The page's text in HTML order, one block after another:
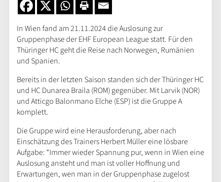
In Wien fand am 21.11.2024 die Auslosung zur
Gruppenphase der EHF European League statt. Für den
Thüringer HC geht die Reise nach Norwegen, Rumänien
und Spanien.
Bereits in der letzten Saison standen sich der Thüringer HC
und HC Dunarea Braila (ROM) gegenüber. Mit Larvik (NOR)
und Atticgo Balonmano Elche (ESP) ist die Gruppe A
komplett.
Die Gruppe wird eine Herausforderung, aber nach
Einschätzung des Trainers Herbert Müller eine lösbare
Aufgabe: “Immer wieder Spannung pur, wenn in Wien eine
Auslosung ansteht und man ist voller Hoffnung und
Erwartungen, wen man in der Gruppenphase zugelost